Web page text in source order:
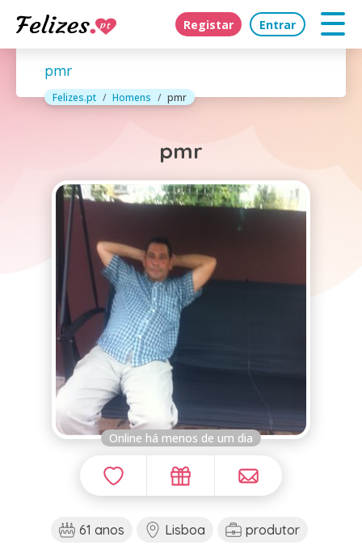
Registar Entrar
pmr
Felizes.pt Homens pmr
pmr
Online há menos de um dia
61 anos Lisboa produtor